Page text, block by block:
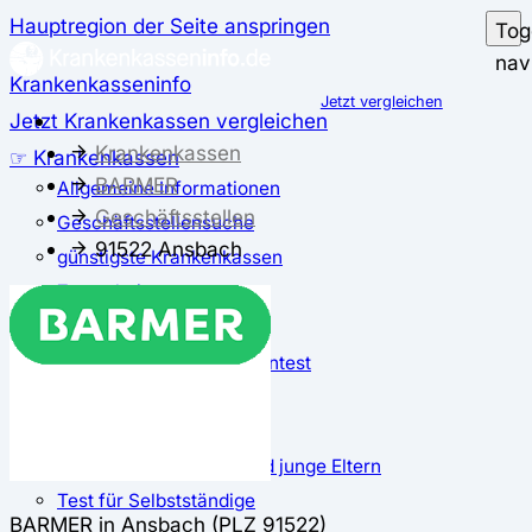
Hauptregion der Seite anspringen
Krankenkasseninfo
Jetzt Krankenkassen vergleichen
☞ Krankenkassen
Allgemeine Informationen
Geschäftsstellensuche
günstigste Krankenkassen
Zusatzbeitrag
✅ Krankenkassen Test
Der große Krankenkassentest
Test für Schwangere und junge Eltern
Test für Selbstständige
Jetzt vergleichen
Krankenkassen
BARMER
Geschäftsstellen
91522 Ansbach
BARMER in Ansbach (PLZ 91522)